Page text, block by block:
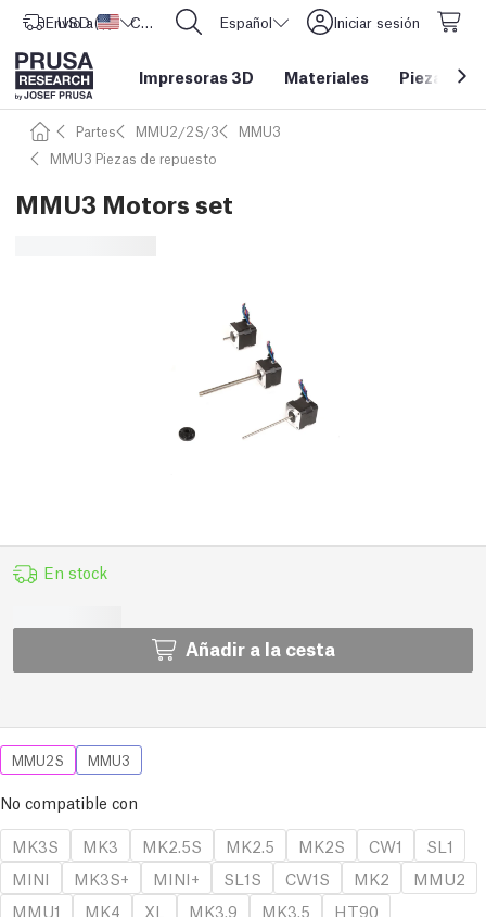
Envío a Estados Unidos
USD ($) CORE One L: ¡Ya disponible! Español Iniciar sesión
Impresoras 3D Materiales Piezas y
Partes MMU2/2S/3
MMU3
MMU3 Piezas de repuesto
MMU3 Motors set
En stock
Añadir a la cesta
MMU2S MMU3
No compatible con
MK3S
MK3 MK2.5S MK2.5 MK2S CW1
SL1
MINI
MK3S+ MINI+ SL1S CW1S MK2
MMU2
MMU1
MK4 XL MK3.9 MK3.5
HT90